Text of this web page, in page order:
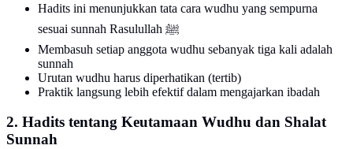
Hadits ini menunjukkan tata cara wudhu yang sempurna
sesuai sunnah Rasulullah ﷺ
Membasuh setiap anggota wudhu sebanyak tiga kali adalah
sunnah
Urutan wudhu harus diperhatikan (tertib)
Praktik langsung lebih efektif dalam mengajarkan ibadah
2. Hadits tentang Keutamaan Wudhu dan Shalat
Sunnah